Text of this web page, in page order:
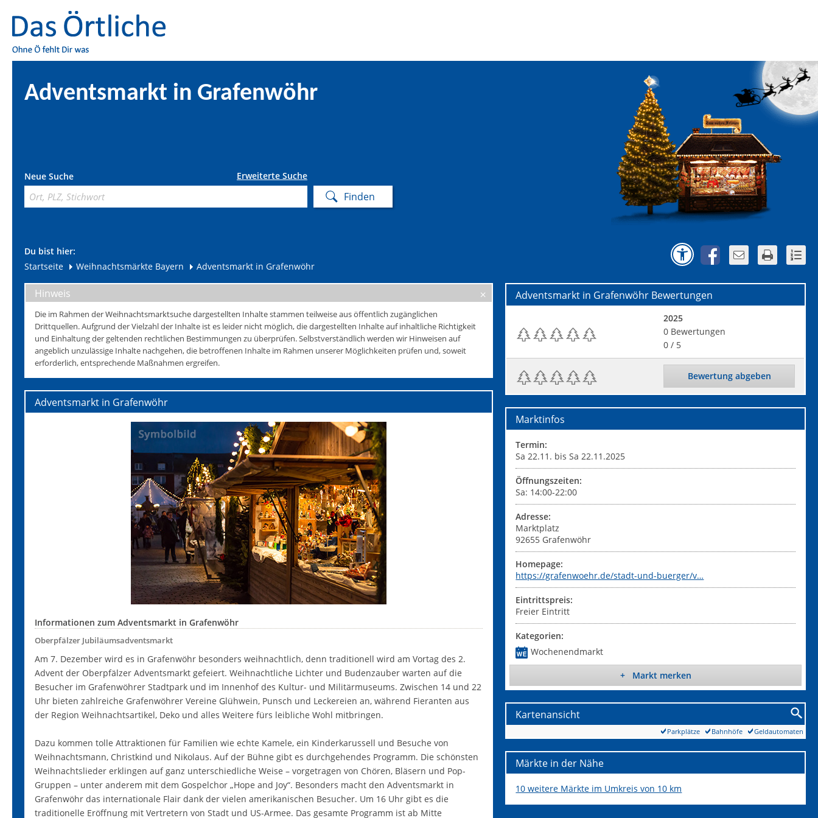
Adventsmarkt in Grafenwöhr
Neue Suche Erweiterte Suche
Du bist hier:
Startseite
Weihnachtsmärkte Bayern Adventsmarkt in Grafenwöhr
Hinweis
Die im Rahmen der Weihnachtsmarktsuche dargestellten Inhalte stammen teilweise aus öffentlich zugänglichen
Drittquellen. Aufgrund der Vielzahl der Inhalte ist es leider nicht möglich, die dargestellten Inhalte auf inhaltliche Richtigkeit
und Einhaltung der geltenden rechtlichen Bestimmungen zu überprüfen. Selbstverständlich werden wir Hinweisen auf
angeblich unzulässige Inhalte nachgehen, die betroffenen Inhalte im Rahmen unserer Möglichkeiten prüfen und, soweit
erforderlich, entsprechende Maßnahmen ergreifen.
Adventsmarkt in Grafenwöhr
Informationen zum Adventsmarkt in Grafenwöhr
Oberpfälzer Jubiläumsadventsmarkt
Am 7. Dezember wird es in Grafenwöhr besonders weihnachtlich, denn traditionell wird am Vortag des 2.
Advent der Oberpfälzer Adventsmarkt gefeiert. Weihnachtliche Lichter und Budenzauber warten auf die
Besucher im Grafenwöhrer Stadtpark und im Innenhof des Kultur- und Militärmuseums. Zwischen 14 und 22
Uhr bieten zahlreiche Grafenwöhrer Vereine Glühwein, Punsch und Leckereien an, während Fieranten aus
der Region Weihnachtsartikel, Deko und alles Weitere fürs leibliche Wohl mitbringen.
Dazu kommen tolle Attraktionen für Familien wie echte Kamele, ein Kinderkarussell und Besuche von
Weihnachtsmann, Christkind und Nikolaus. Auf der Bühne gibt es durchgehendes Programm. Die schönsten
Weihnachtslieder erklingen auf ganz unterschiedliche Weise – vorgetragen von Chören, Bläsern und Pop-
Gruppen – unter anderem mit dem Gospelchor „Hope and Joy“. Besonders macht den Adventsmarkt in
Grafenwöhr das internationale Flair dank der vielen amerikanischen Besucher. Um 16 Uhr gibt es die
traditionelle Eröffnung mit Vertretern von Stadt und US-Armee. Das gesamte Programm ist ab Mitte
Adventsmarkt in Grafenwöhr Bewertungen
2025
0 Bewertungen
0 / 5
Bewertung abgeben
Marktinfos
Termin:
Sa 22.11. bis Sa 22.11.2025
Öffnungszeiten:
Sa: 14:00-22:00
Adresse:
Marktplatz
92655 Grafenwöhr
Homepage:
https://grafenwoehr.de/stadt-und-buerger/v…
Eintrittspreis:
Freier Eintritt
Kategorien:
Wochenendmarkt
+ Markt merken
Kartenansicht
Geldautomaten
Bahnhöfe
Parkplätze
Märkte in der Nähe
10 weitere Märkte im Umkreis von 10 km